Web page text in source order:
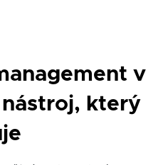
v
nástroj, který